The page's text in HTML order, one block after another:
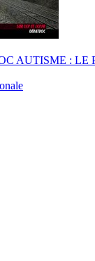
AUTISME : LE